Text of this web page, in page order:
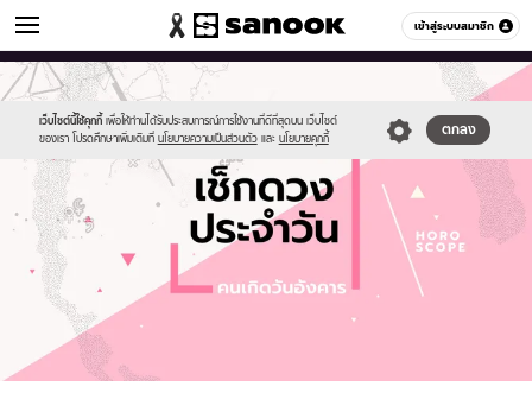
เข้าสู่ระบบสมาชิก
ดูดวง หมวดอื่นๆ
เว็บไซต์นี้ใช้คุกกี้ เพื่อให้ท่านได้รับประสบการณ์การใช้งานที่ดีที่สุดบน เว็บไซต์
ของเรา โปรดศึกษาเพิ่มเติมที่ นโยบายความเป็นส่วนตัว และ นโยบายคุกกี้
ตกลง
Sanook
//s.isanook.com/sr/0/images/logo-
new-
sanook.png
600
60
//s.isanook.com/ho/0/ud/fxd/day/daily-
horoscope-
tuesday.jpg